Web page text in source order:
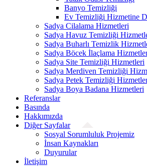
Banyo Temizliği
Ev Temizliği Hizmetine
Sadya Cilalama Hizmetleri
Sadya Havuz Temizliği
Sadya Buharlı Temizlik
Sadya Böcek İlaçlama
Sadya Site Temizliği Hizmetleri
Sadya Merdiven Temizliği
Sadya Petek Temizliği
Sadya Boya Badana Hizmetleri
Referanslar
Basında
Hakkımızda
Diğer Sayfalar
Sosyal Sorumluluk Projemiz
İnsan Kaynakları
Duyurular
İletişim